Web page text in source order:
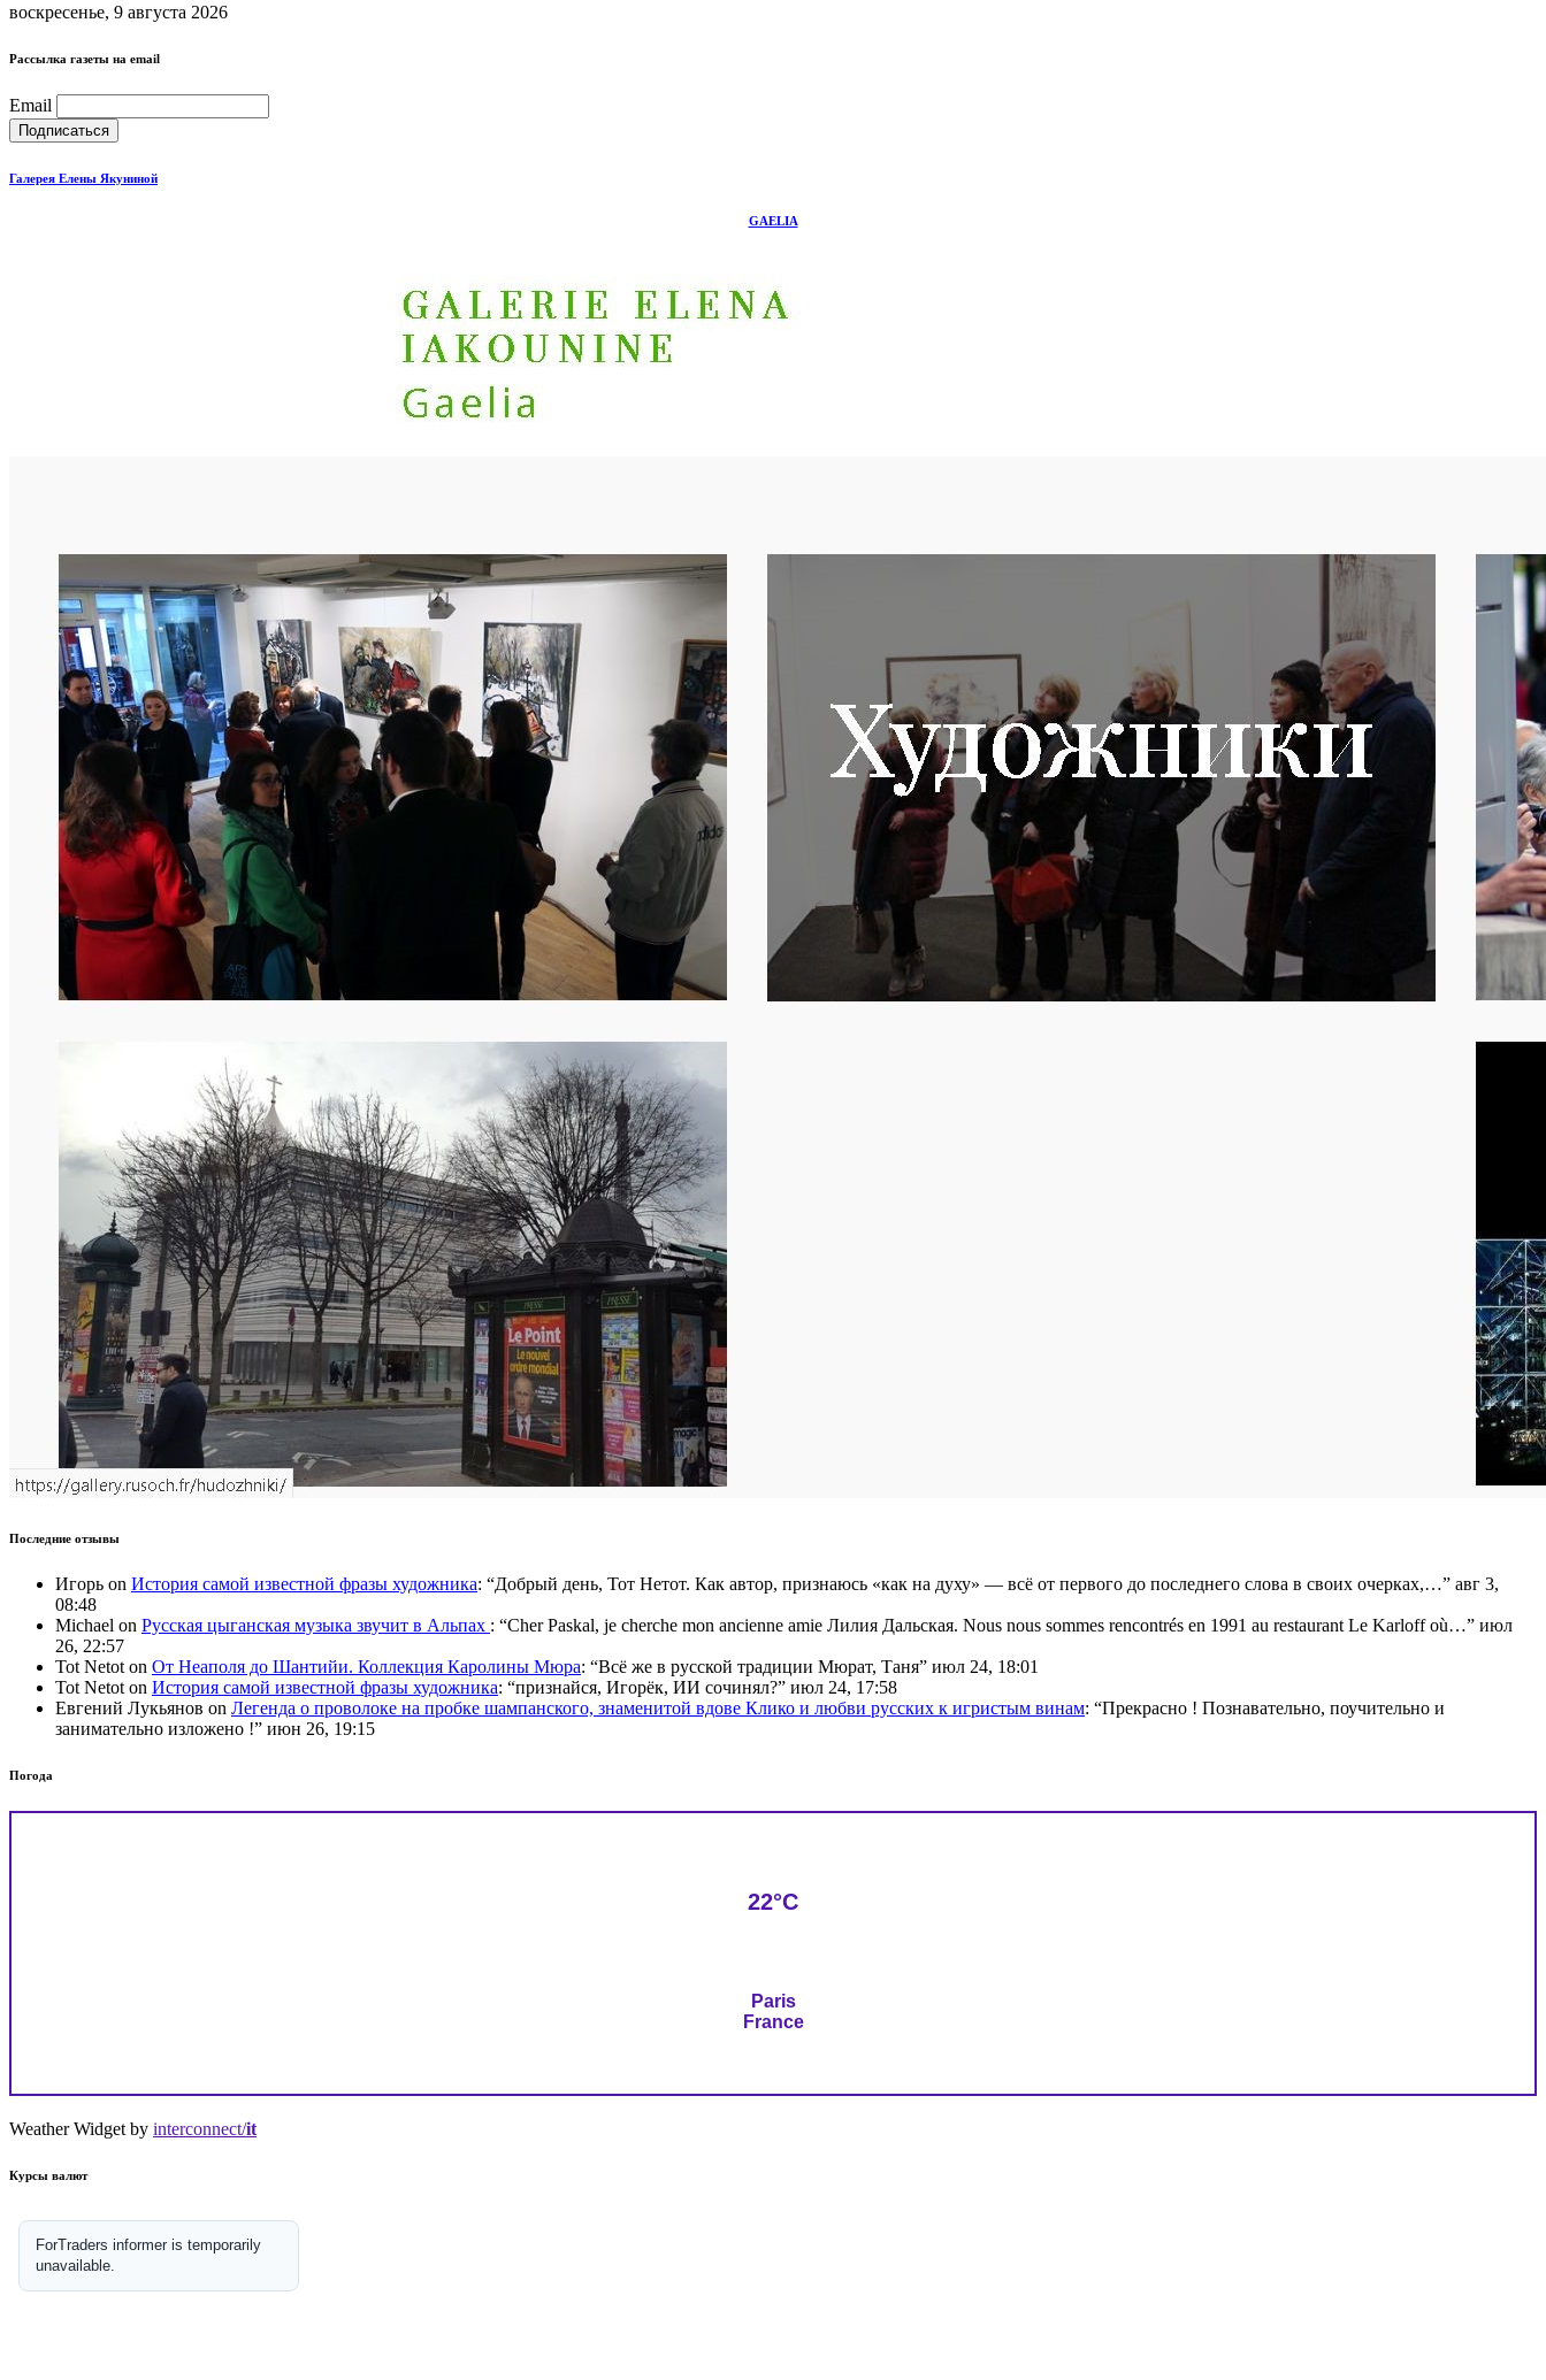
воскресенье, 9 августа 2026
Рассылка газеты на email
Email
Галерея Елены Якуниной
GAELIA
Последние отзывы
Игорь on История самой известной фразы художника: “Добрый день, Тот Нетот. Как автор, признаюсь «как на духу» — всё от первого до последнего слова в своих очерках,…” авг 3,
08:48
Michael on Русская цыганская музыка звучит в Альпах : “Cher Paskal, je cherche mon ancienne amie Лилия Дальская. Nous nous sommes rencontrés en 1991 au restaurant Le Karloff où…” июл
26, 22:57
Tot Netot on От Неаполя до Шантийи. Коллекция Каролины Мюра: “Всё же в русской традиции Мюрат, Таня” июл 24, 18:01
Tot Netot on История самой известной фразы художника: “признайся, Игорёк, ИИ сочинял?” июл 24, 17:58
Евгений Лукьянов on Легенда о проволоке на пробке шампанского, знаменитой вдове Клико и любви русских к игристым винам: “Прекрасно ! Познавательно, поучительно и
занимательно изложено !” июн 26, 19:15
Погода
22°C
Paris
France
Weather Widget by interconnect/it
Курсы валют